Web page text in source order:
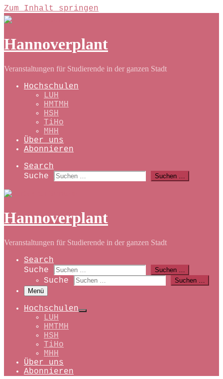
Zum Inhalt springen
Hannoverplant
Veranstaltungen für Studierende in der ganzen Stadt
Hochschulen
LUH
HMTMH
HSH
TiHo
MHH
Über uns
Abonnieren
Search
Suche
Suchen …
Hannoverplant
Veranstaltungen für Studierende in der ganzen Stadt
Search
Suche
Suchen …
Suche
Suchen …
Menü
Hochschulen
LUH
HMTMH
HSH
TiHo
MHH
Über uns
Abonnieren